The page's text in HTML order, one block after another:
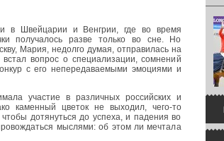
в Швейцарии и Венгрии, где во время
получалось разве только во сне. Но
Мария, недолго думая, отправилась на
вопрос о специализации, сомнений
с его непередаваемыми эмоциями и
участие в различных российских и
каменный цветок не выходил, чего-то
дотянуться до успеха, и падения во
мыслями: об этом ли мечтала